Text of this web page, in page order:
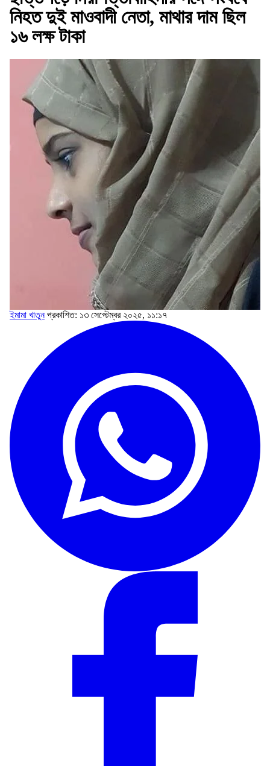
নিহত দুই মাওবাদী নেতা, মাথার দাম ছিল
১৬ লক্ষ টাকা
ইমামা খাতুন প্রকাশিত: ১৩ সেপ্টেম্বর ২০২৫, ১১:১৭